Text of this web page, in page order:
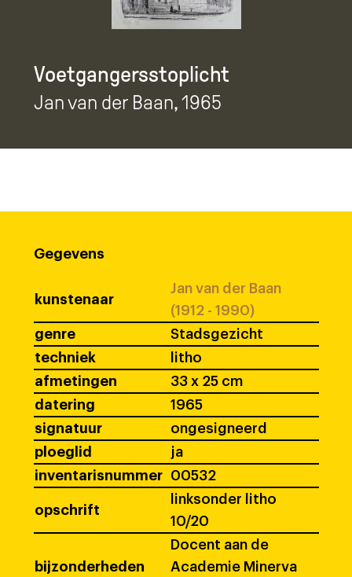
Voetgangersstoplicht
Jan van der Baan, 1965
Gegevens
kunstenaar
Jan van der Baan
(1912 - 1990)
genre
Stadsgezicht
techniek
litho
afmetingen
33 x 25 cm
datering
1965
signatuur
ongesigneerd
ploeglid
ja
inventarisnummer
00532
opschrift
linksonder litho
10/20
bijzonderheden
Docent aan de
Academie Minerva